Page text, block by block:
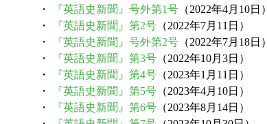
・
『英語史新聞』号外第1号 （2022年4月10日）
・
『英語史新聞』第2号 （2022年7月11日）
・
『英語史新聞』号外第2号 （2022年7月18日）
・
『英語史新聞』第3号 （2022年10月3日）
・
『英語史新聞』第4号 （2023年1月11日）
・
『英語史新聞』第5号 （2023年4月10日）
・
『英語史新聞』第6号 （2023年8月14日）